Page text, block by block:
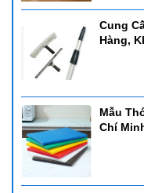
Cung
Hàng,
Mẫu
Chí